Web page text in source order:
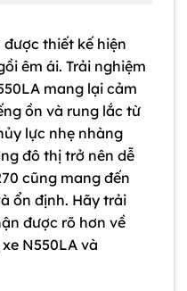
thiết kế hiện
êm ái. Trải nghiệm
mang lại cảm
ồn và rung lắc từ
lực nhẹ nhàng
đô thị trở nên dễ
cũng mang đến
ổn định. Hãy trải
được rõ hơn về
N550LA và